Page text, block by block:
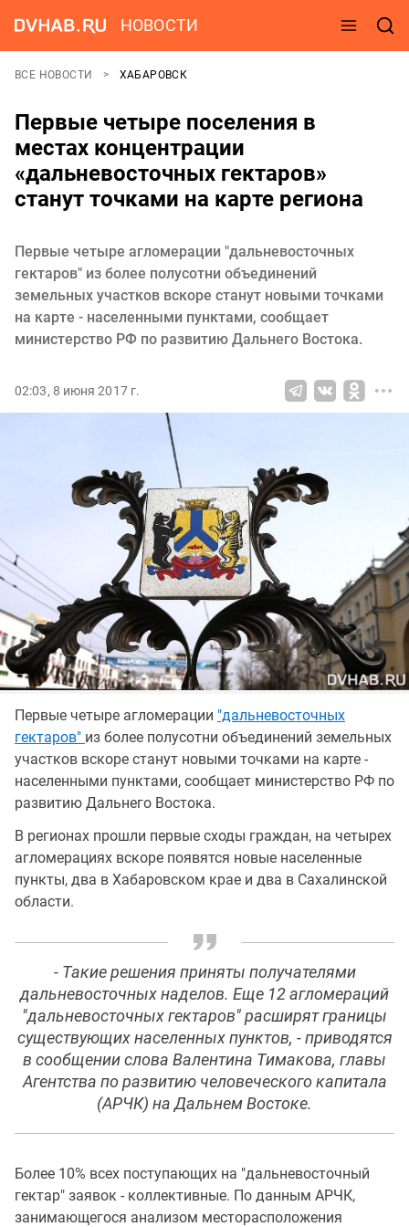
НОВОСТИ
ВСЕ НОВОСТИ ХАБАРОВСК
Первые четыре поселения в
местах концентрации
«дальневосточных гектаров»
станут точками на карте региона
Первые четыре агломерации "дальневосточных
гектаров" из более полусотни объединений
земельных участков вскоре станут новыми точками
на карте - населенными пунктами, сообщает
министерство РФ по развитию Дальнего Востока.
02:03, 8 июня 2017 г.
Первые четыре агломерации "дальневосточных
гектаров" из более полусотни объединений земельных
участков вскоре станут новыми точками на карте -
населенными пунктами, сообщает министерство РФ по
развитию Дальнего Востока.
В регионах прошли первые сходы граждан, на четырех
агломерациях вскоре появятся новые населенные
пункты, два в Хабаровском крае и два в Сахалинской
области.
- Такие решения приняты получателями
дальневосточных наделов. Еще 12 агломераций
"дальневосточных гектаров" расширят границы
существующих населенных пунктов, - приводятся
в сообщении слова Валентина Тимакова, главы
Агентства по развитию человеческого капитала
(АРЧК) на Дальнем Востоке.
Более 10% всех поступающих на "дальневосточный
гектар" заявок - коллективные. По данным АРЧК,
занимающегося анализом месторасположения